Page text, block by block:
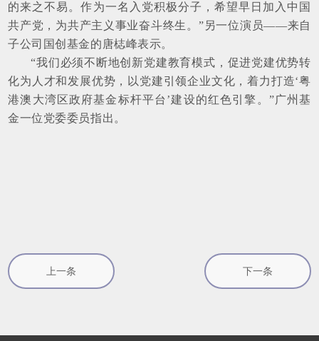
的来之不易。作为一名入党积极分子，希望早日加入中国
共产党，为共产主义事业奋斗终生。”另一位演员——来自
子公司国创基金的唐梽峰表示。
“我们必须不断地创新党建教育模式，促进党建优势转
化为人才和发展优势，以党建引领企业文化，着力打造‘粤
港澳大湾区政府基金标杆平台’建设的红色引擎。”广州基
金一位党委委员指出。
上一条 下一条